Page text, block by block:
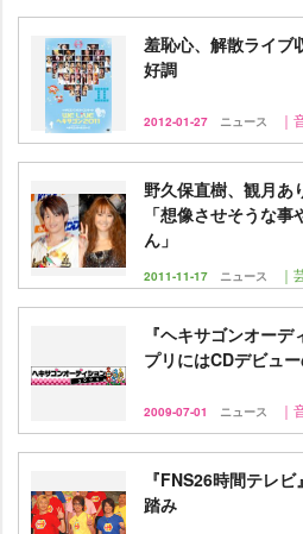
羞恥心、解散ライブ
好調
2012-01-27 ニュース ｜
野久保直樹、観月あ
「想像させそうな
ん」
2011-11-17 ニュース ｜
『ヘキサゴンオー
プリにはCDデビュ
2009-07-01 ニュース ｜
『FNS26時間テレ
踏み